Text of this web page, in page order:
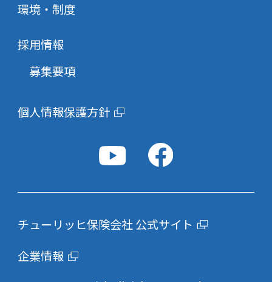
環境・制度
採用情報
募集要項
個人情報保護方針
チューリッヒ保険会社 公式サイト
企業情報